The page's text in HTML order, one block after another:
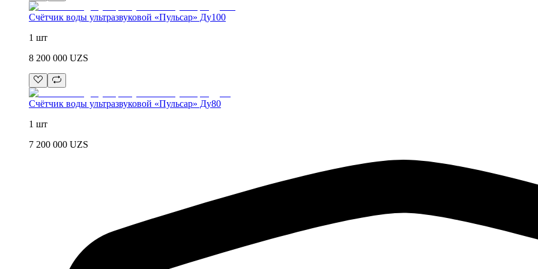
Счётчик воды ультразвуковой «Пульсар» Ду100
1 шт
8 200 000 UZS
Счётчик воды ультразвуковой «Пульсар» Ду80
1 шт
7 200 000 UZS